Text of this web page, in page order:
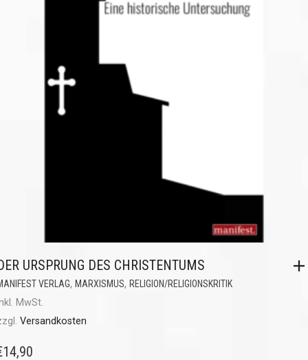
URSPRUNG DES CHRISTENTUMS
VERLAG, MARXISMUS, RELIGION/RELIGIONSKRITIK
MwSt.
Versandkosten
14,90